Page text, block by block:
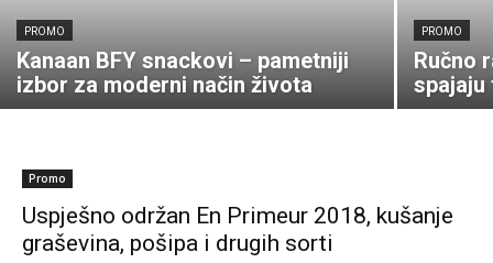
PROMO
Kanaan BFY snackovi – pametniji
izbor za moderni način života
PROMO
Ručno
Promo
Uspješno održan En Primeur 2018, kušanje
graševina, pošipa i drugih sorti